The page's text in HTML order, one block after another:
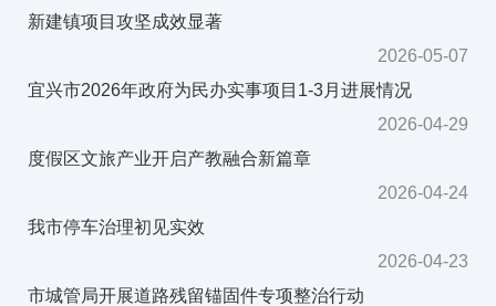
新建镇项目攻坚成效显著
2026-05-07
宜兴市2026年政府为民办实事项目1-3月进展情况
2026-04-29
度假区文旅产业开启产教融合新篇章
2026-04-24
我市停车治理初见实效
2026-04-23
市城管局开展道路残留锚固件专项整治行动